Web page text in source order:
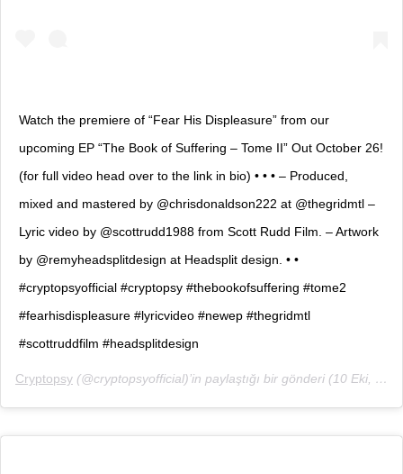
Watch the premiere of “Fear His Displeasure” from our
upcoming EP “The Book of Suffering – Tome II” Out October 26!
(for full video head over to the link in bio) • • • – Produced,
mixed and mastered by @chrisdonaldson222 at @thegridmtl –
Lyric video by @scottrudd1988 from Scott Rudd Film. – Artwork
by @remyheadsplitdesign at Headsplit design. • •
#cryptopsyofficial #cryptopsy #thebookofsuffering #tome2
#fearhisdispleasure #lyricvideo #newep #thegridmtl
#scottruddfilm #headsplitdesign
Cryptopsy (@cryptopsyofficial)’in paylaştığı bir gönderi (10 Eki, 2018, 12:08ös PDT